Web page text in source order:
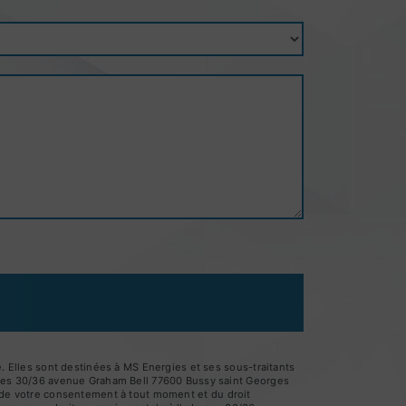
sont destinées à MS Energies et ses sous-traitants
30/36 avenue Graham Bell 77600 Bussy saint Georges
votre consentement à tout moment et du droit